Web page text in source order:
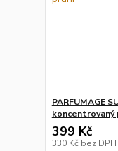
PARFUMAGE
koncentrovaný
399 Kč
330 Kč bez DPH